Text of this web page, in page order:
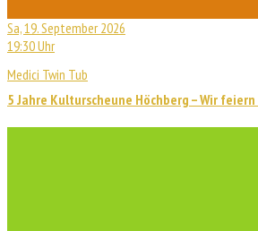
Sa, 19. September 2026
19:30 Uhr
Medici Twin Tub
5 Jahre Kulturscheune Höchberg – Wir